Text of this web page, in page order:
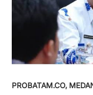
PROBATAM.CO,